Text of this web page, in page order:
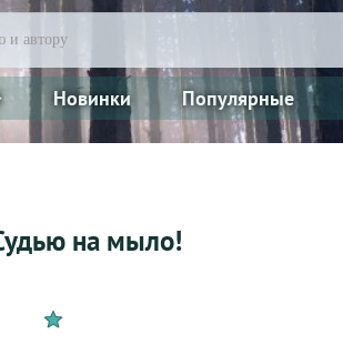
Новинки Популярные
на мыло!